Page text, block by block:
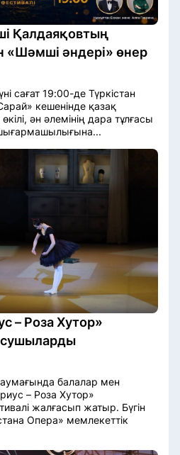
Қалдаяқовтың
«Шәмші әндері» өнер
сағат 19:00-де Түркістан
кешенінде қазақ
ән әлемінің дара тұлғасы
– Роза Хутор»
балалар мен
– Роза Хутор»
жалғасып жатыр. Бүгін
Опера» мемлекеттік